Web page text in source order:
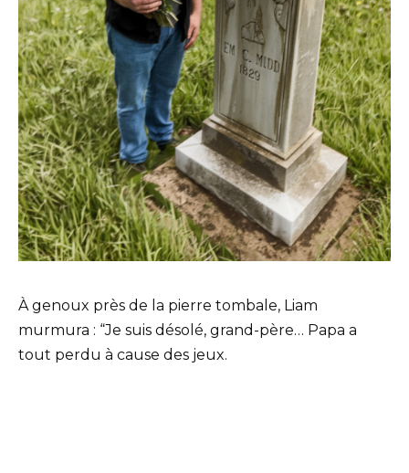
À genoux près de la pierre tombale, Liam
murmura : “Je suis désolé, grand-père… Papa a
tout perdu à cause des jeux.